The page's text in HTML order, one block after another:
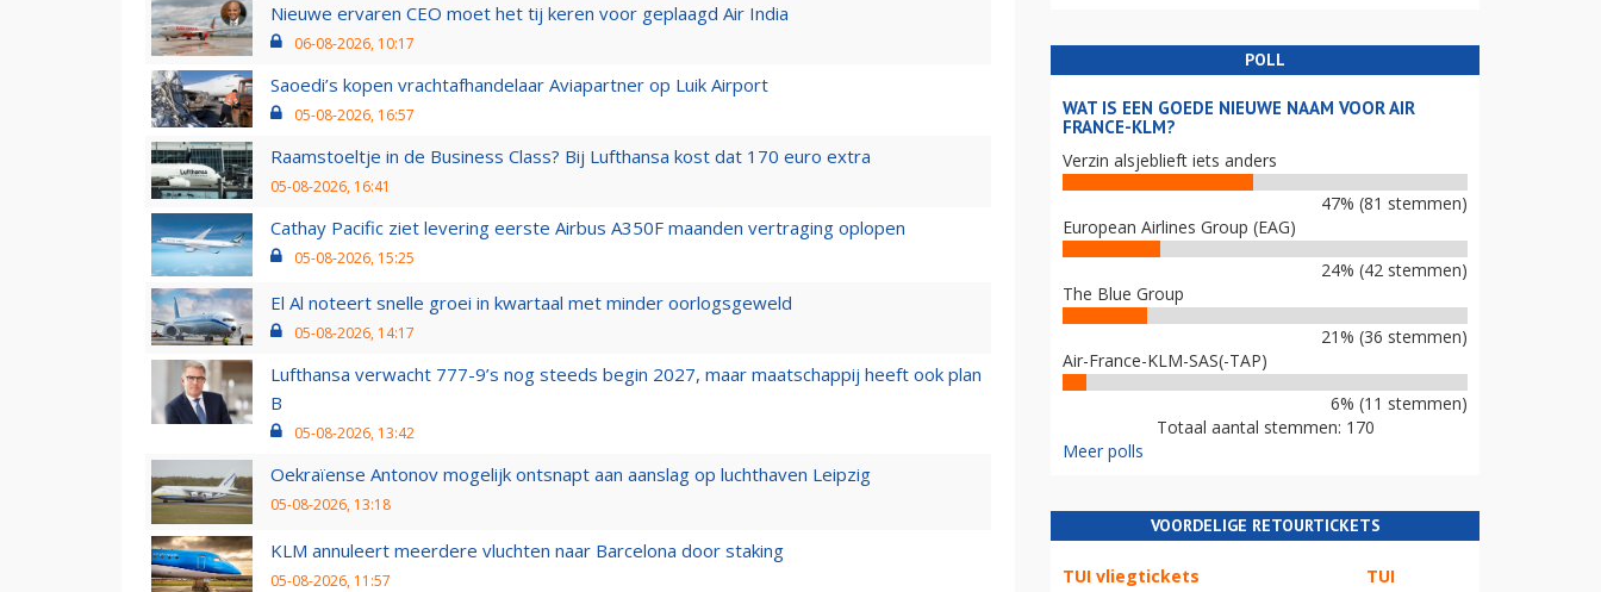
Nieuwe ervaren CEO moet het tij keren voor geplaagd Air India
06-08-2026, 10:17
Saoedi’s kopen vrachtafhandelaar Aviapartner op Luik Airport
05-08-2026, 16:57
Raamstoeltje in de Business Class? Bij Lufthansa kost dat 170 euro extra
05-08-2026, 16:41
Cathay Pacific ziet levering eerste Airbus A350F maanden vertraging oplopen
05-08-2026, 15:25
El Al noteert snelle groei in kwartaal met minder oorlogsgeweld
05-08-2026, 14:17
Lufthansa verwacht 777-9’s nog steeds begin 2027, maar maatschappij heeft ook plan
B
05-08-2026, 13:42
Oekraïense Antonov mogelijk ontsnapt aan aanslag op luchthaven Leipzig
05-08-2026, 13:18
KLM annuleert meerdere vluchten naar Barcelona door staking
05-08-2026, 11:57
POLL
WAT IS EEN GOEDE NIEUWE NAAM VOOR AIR
FRANCE-KLM?
Verzin alsjeblieft iets anders
47% (81 stemmen)
European Airlines Group (EAG)
24% (42 stemmen)
The Blue Group
21% (36 stemmen)
Air-France-KLM-SAS(-TAP)
6% (11 stemmen)
Totaal aantal stemmen: 170
Meer polls
VOORDELIGE RETOURTICKETS
TUI vliegtickets TUI